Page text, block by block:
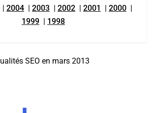
| 2004 | 2003 | 2002 | 2001 | 2000 |
1999 | 1998
SEO en mars 2013